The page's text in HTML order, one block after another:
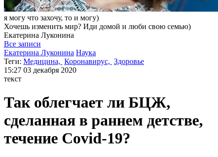
я могу что захочу, то и могу)
Хочешь изменить мир? Иди домой и люби свою семью)
Екатерина Луконина
Все записи
Екатерина Луконина Наука
Теги: Медицина, Коронавирус, Здоровье
15:27 03 декабря 2020
текст
Так облегчает ли БЦЖ,
сделанная в раннем детстве,
течение Covid-19?